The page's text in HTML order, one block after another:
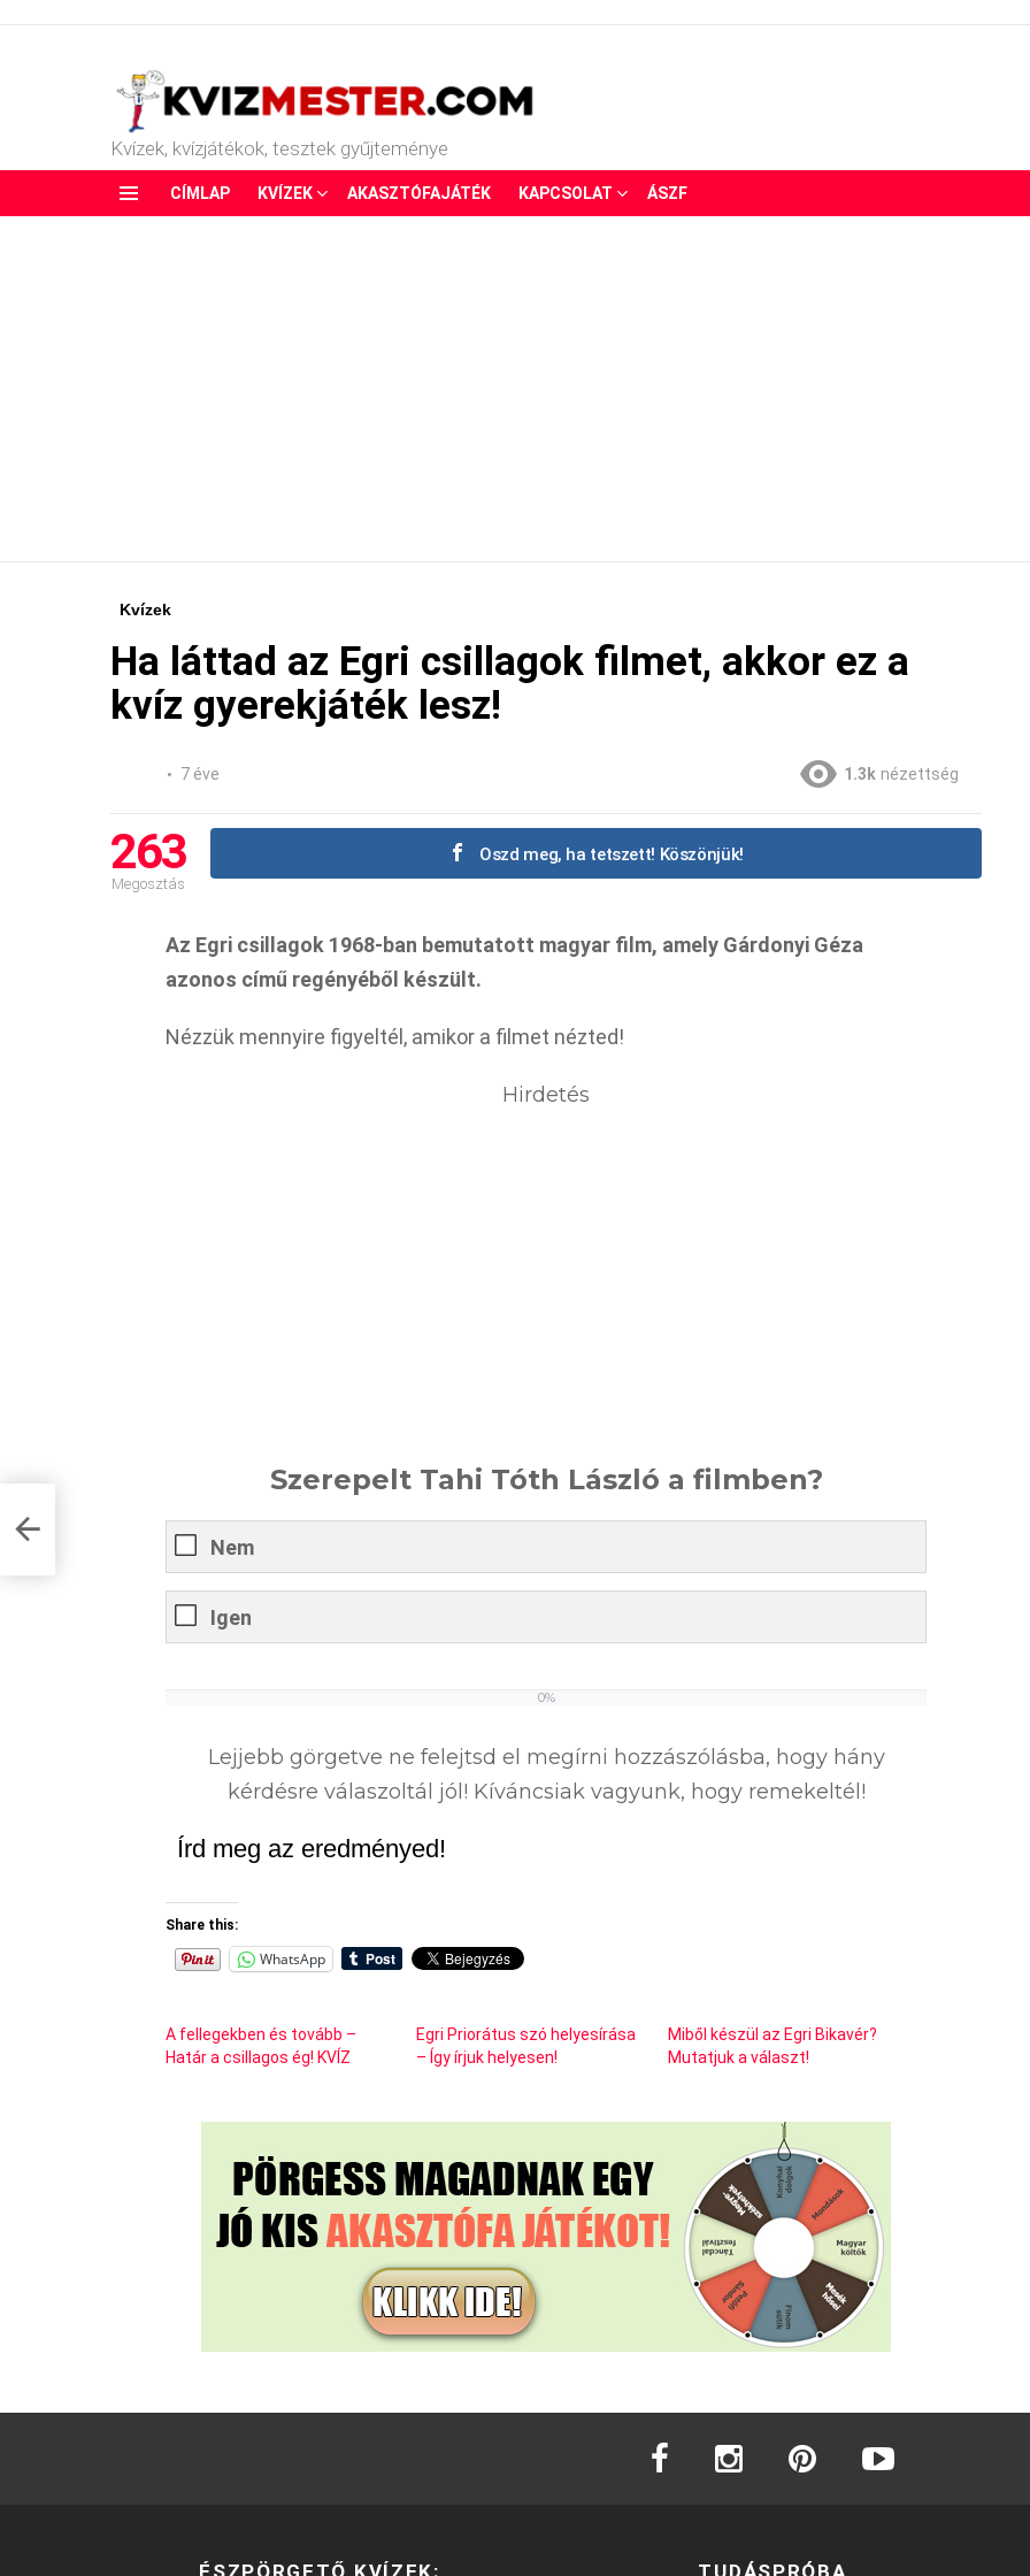
Kvízek, kvízjátékok, tesztek gyűjteménye
CÍMLAP KVÍZEK AKASZTÓFAJÁTÉK KAPCSOLAT ÁSZF
Kvízek
Ha láttad az Egri csillagok filmet, akkor ez a
kvíz gyerekjáték lesz!
7 éve 1.3k nézettség
263
Megosztás
Oszd meg, ha tetszett! Köszönjük!
Az Egri csillagok 1968-ban bemutatott magyar film, amely Gárdonyi Géza
azonos című regényéből készült.
Nézzük mennyire figyeltél, amikor a filmet nézted!
Hirdetés
Szerepelt Tahi Tóth László a filmben?
Nem
Igen
0%
Lejjebb görgetve ne felejtsd el megírni hozzászólásba, hogy hány
kérdésre válaszoltál jól! Kíváncsiak vagyunk, hogy remekeltél!
Írd meg az eredményed!
Share this:
WhatsApp
A fellegekben és tovább –
Határ a csillagos ég! KVÍZ
Egri Priorátus szó helyesírása
– Így írjuk helyesen!
Miből készül az Egri Bikavér?
Mutatjuk a választ!
facebook instagram
ÉSZPÖRGETŐ KVÍZEK: TUDÁSPRÓBA